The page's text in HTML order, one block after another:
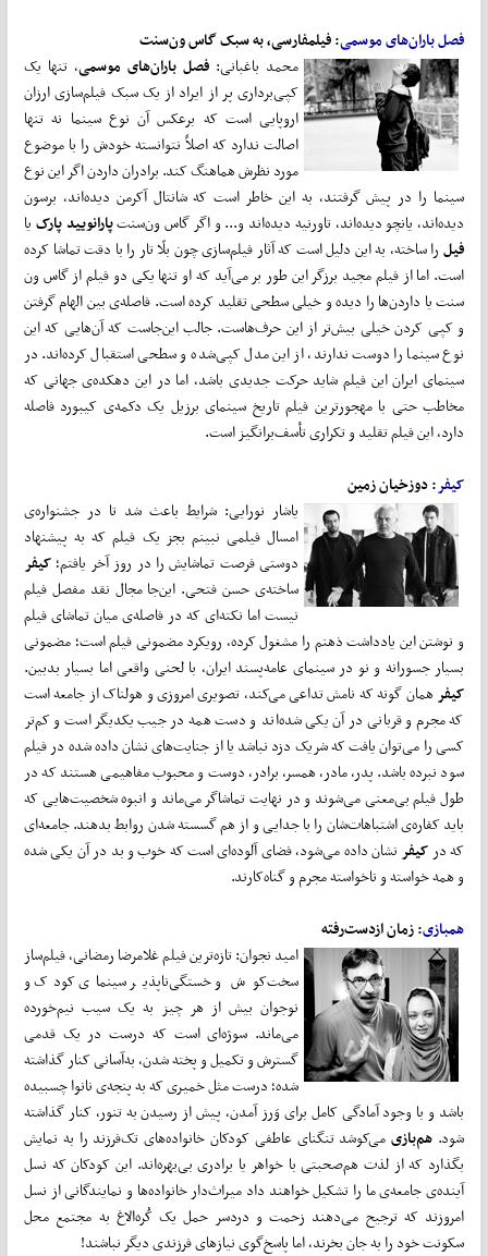
فصل باران‌های موسمی: فیلمفارسی، به سبک گاس ون‌سنت
محمد باغبانی:فصل باران‌های موسمی، تنها یک
کپی‌برداری پر از ایراد از یک سبک فیلم‌سازی ارزان
اروپایی است که برعکس آن نوع سینما نه تنها
اصالت ندارد که اصلاً نتوانسته خودش را با موضوع
مورد نظرش هماهنگ کند. برادران داردن اگر این نوع
سینما را در پیش گرفتند،‌ به این خاطر است که شانتال آکرمن دیده‌اند، برسون
دیده‌اند، یانچو دیده‌اند،‌ تاورنیه دیده‌اند و... و اگر گاس ون‌‌سنتپارانویید پارکیا
فیلرا ساخته،‌ به این دلیل است که آثار فیلم‌سازی چون بلّا تار را با دقت تماشا کرده
است. اما از فیلم مجید برزگر این طور بر می‌آید که او تنها یکی دو فیلم از گاس ون
سنت یا داردن‌ها را دیده و خیلی سطحی تقلید کرده است. فاصله‌ی بین الهام گرفتن
و کپی کردن خیلی بیش‌تر از این حرف‌هاست. جالب این‌جاست که آن‌هایی که این
نوع سینما را دوست ندارند، از این مدل کپی‌شده و سطحی استقبال کرده‌اند. در
سینمای ایران این فیلم شاید حرکت جدیدی باشد، اما در این دهکده‌ی جهانی که
مخاطب حتی با مهجورترین فیلم تاریخ سینمای برزیل یک دکمه‌ی کیبورد فاصله
دارد،‌ این فیلم تقلید و تکراری تأسف‌برانگیز است.
کیفر: دوزخیان زمین
یاشار نورایی: شرایط باعث شد تا در جشنواره‌ی
امسال فیلمی نبینم بجز یک فیلم که به پیشنهاد
دوستی فرصت تماشایش را در روز آخر یافتم؛ کیفر
ساخته‌ی حسن فتحی. این‌جا مجال نقد مفصل فیلم
نیست اما نکته‌ای که در فاصله‌ی میان تماشای فیلم
و نوشتن این یادداشت ذهنم را مشغول کرده، رویکرد مضمونی فیلم است؛ مضمونی
بسیار جسورانه و نو در سینمای عامه‌پسند ایران، با لحنی واقعی اما بسیار بدبین.
کیفرهمان گونه که نامش تداعی می‌کند، تصویری امروزی و هولناک از جامعه است
که مجرم و قربانی در آن یکی شده‌اند و دست همه در جیب یکدیگر است و کم‌تر
کسی را می‌توان یافت که شریک دزد نباشد یا از جنایت‌های نشان داده شده در فیلم
سود نبرده باشد. پدر، مادر، همسر، برادر، دوست و محبوب مفاهیمی هستند که در
طول فیلم بی‌معنی می‌شوند و در نهایت تماشاگر می‌ماند و انبوه شخصیت‌هایی که
باید کفاره‌ی اشتباهات‌شان را با جدایی و از هم گسسته شدن روابط بدهند. جامعه‌ای
که در کیفرنشان داده می‌شود، فضای آلوده‌ای است که خوب و بد در آن یکی شده
و همه خواسته و ناخواسته مجرم و گناه‌کارند.
همبازی: زمان ازدست‌رفته
امید نجوان: تازه‌ترین فیلم غلامرضا رمضانی، فیلم‌ساز
سخت‌کوش و خستگی‌ناپذیر سینمای کودک و
نوجوان بیش از هر چیز به یک سیب نیم‌خورده‌
می‌ماند. سوژه‌ای است که درست در یک قدمی
گسترش و تکمیل و پخته شدن، به‌آسانی کنار گذاشته
شده؛ درست مثل خمیری‌ که به پنجه‌ی نانوا ‌چسبیده
باشد و با وجود آمادگی کامل برای وَرز آمدن، پیش از رسیدن به تنور، کنار گذاشته
شود. هم‌بازیمی‌کوشد تنگنای عاطفی کودکان خانواده‌های تک‌فرزند را به نمایش
بگذارد که از لذت هم‌صحبتی با خواهر یا برادری بی‌بهره‌اند. این کودکان که نسل
آینده‌ی جامعه‌ی ما را تشکیل خواهند داد میراث‌دار خانواده‌ها و نمایندگانی از نسل
امروزند که ترجیح می‌دهند زحمت و دردسر حمل یک کُره‌الاغ به مجتمع محل
سکونت خود را به جان بخرند، اما پاسخ‌گوی نیازهای فرزندی دیگر نباشند!